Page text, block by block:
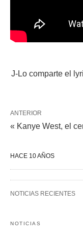
J-Lo comparte el
ANTERIOR
« Kanye West, el
HACE 10 AÑOS
NOTICIAS RECIENTES
NOTICIAS